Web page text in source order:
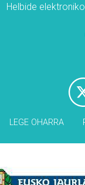
Helbide
LEGE OHARRA